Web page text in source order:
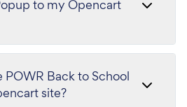
to my Opencart
POWR Back to School
site?